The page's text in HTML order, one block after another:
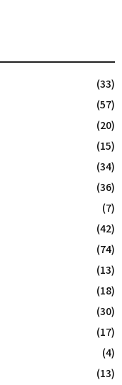
(33)
(57)
(20)
(15)
(34)
(36)
(7)
(42)
(74)
(13)
(18)
(30)
(17)
(4)
(13)